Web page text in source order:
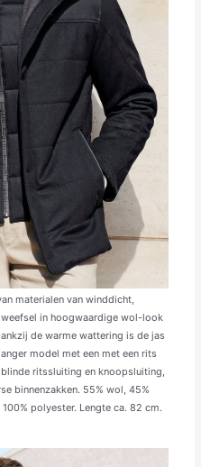
materialen van winddicht,
in hoogwaardige wol-look
de warme wattering is de jas
model met een met een rits
ritssluiting en knoopsluiting,
binnenzakken. 55% wol, 45%
polyester. Lengte ca. 82 cm.